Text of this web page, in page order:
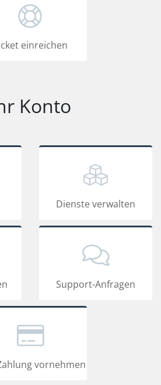
einreichen
Konto
Dienste verwalten
Support-Anfragen
vornehmen